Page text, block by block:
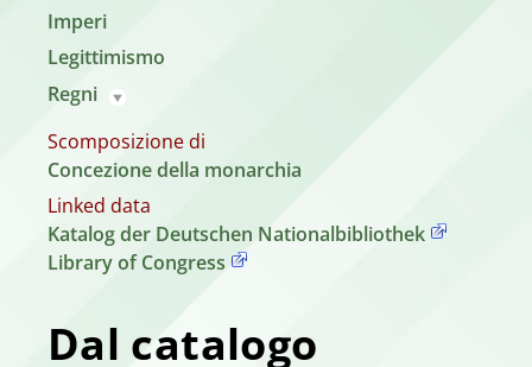
Imperi
Legittimismo
Regni
Scomposizione di
Concezione della monarchia
Linked data
Katalog der Deutschen Nationalbibliothek
Library of Congress
Dal catalogo